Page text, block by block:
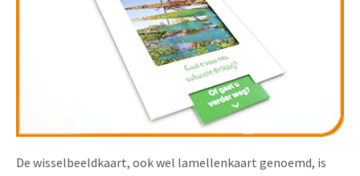
De wisselbeeldkaart, ook wel lamellenkaart genoemd, is